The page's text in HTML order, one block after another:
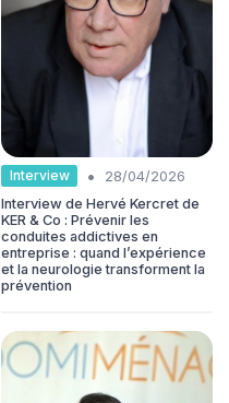
Interview •
28/04/2026
Interview de Hervé Kercret de
KER & Co : Prévenir les
conduites addictives en
entreprise : quand l’expérience
et la neurologie transforment la
prévention